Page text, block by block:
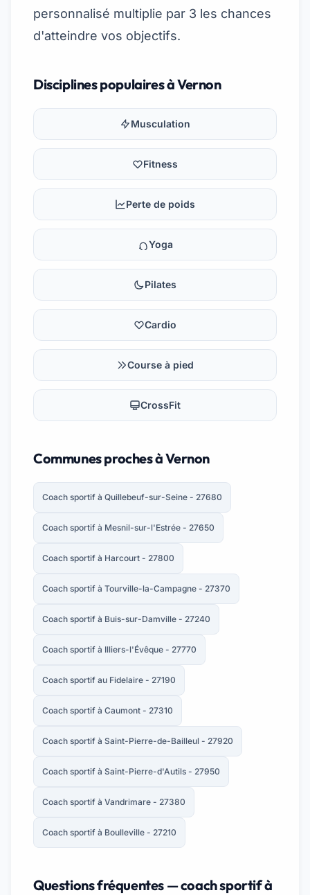
personnalisé multiplie par 3 les chances
d'atteindre vos objectifs.
Disciplines populaires à Vernon
Musculation
Fitness
Perte de poids
Yoga
Pilates
Cardio
Course à pied
CrossFit
Communes proches à Vernon
Coach sportif à Quillebeuf-sur-Seine - 27680
Coach sportif à Mesnil-sur-l'Estrée - 27650
Coach sportif à Harcourt - 27800
Coach sportif à Tourville-la-Campagne - 27370
Coach sportif à Buis-sur-Damville - 27240
Coach sportif à Illiers-l'Évêque - 27770
Coach sportif au Fidelaire - 27190
Coach sportif à Caumont - 27310
Coach sportif à Saint-Pierre-de-Bailleul - 27920
Coach sportif à Saint-Pierre-d'Autils - 27950
Coach sportif à Vandrimare - 27380
Coach sportif à Boulleville - 27210
Questions fréquentes — coach sportif à